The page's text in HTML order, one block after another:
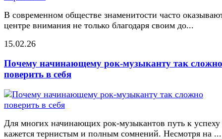
В современном обществе знаменитости часто
центре внимания не только благодаря своим до...
15.02.26
Почему начинающему рок-музыканту так сложно
поверить в себя
Для многих начинающих рок-музыкантов путь к успеху
кажется тернистым и полным сомнений. Несмотря на ...